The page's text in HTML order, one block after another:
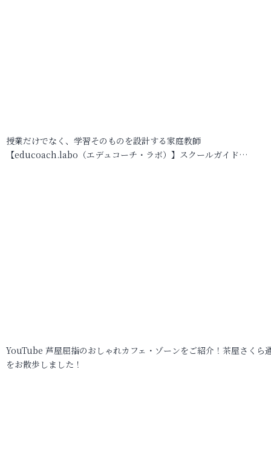
授業だけでなく、学習そのものを設計する家庭教師
【educoach.labo（エデュコーチ・ラボ）】スクールガイド…
YouTube 芦屋屈指のおしゃれカフェ・ゾーンをご紹介！茶屋さくら
をお散歩しました！